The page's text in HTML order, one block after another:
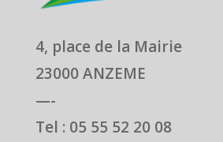
4, place de la Mairie
23000 ANZEME
—-
Tel : 05 55 52 20 08